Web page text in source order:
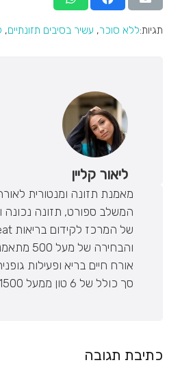
תגיות:ללא סוכר, עשיר בסיבים תזונתיים,
ליאור קליין
מאמנת תזונה ומנטורית
המשלב ספורט, תזונה נכונה
והבחירה
אורח חיים בריא ופעילות
סך כולל של 6 טון ממעל 1500 לקוחות מרוצים.
כתיבת תגובה